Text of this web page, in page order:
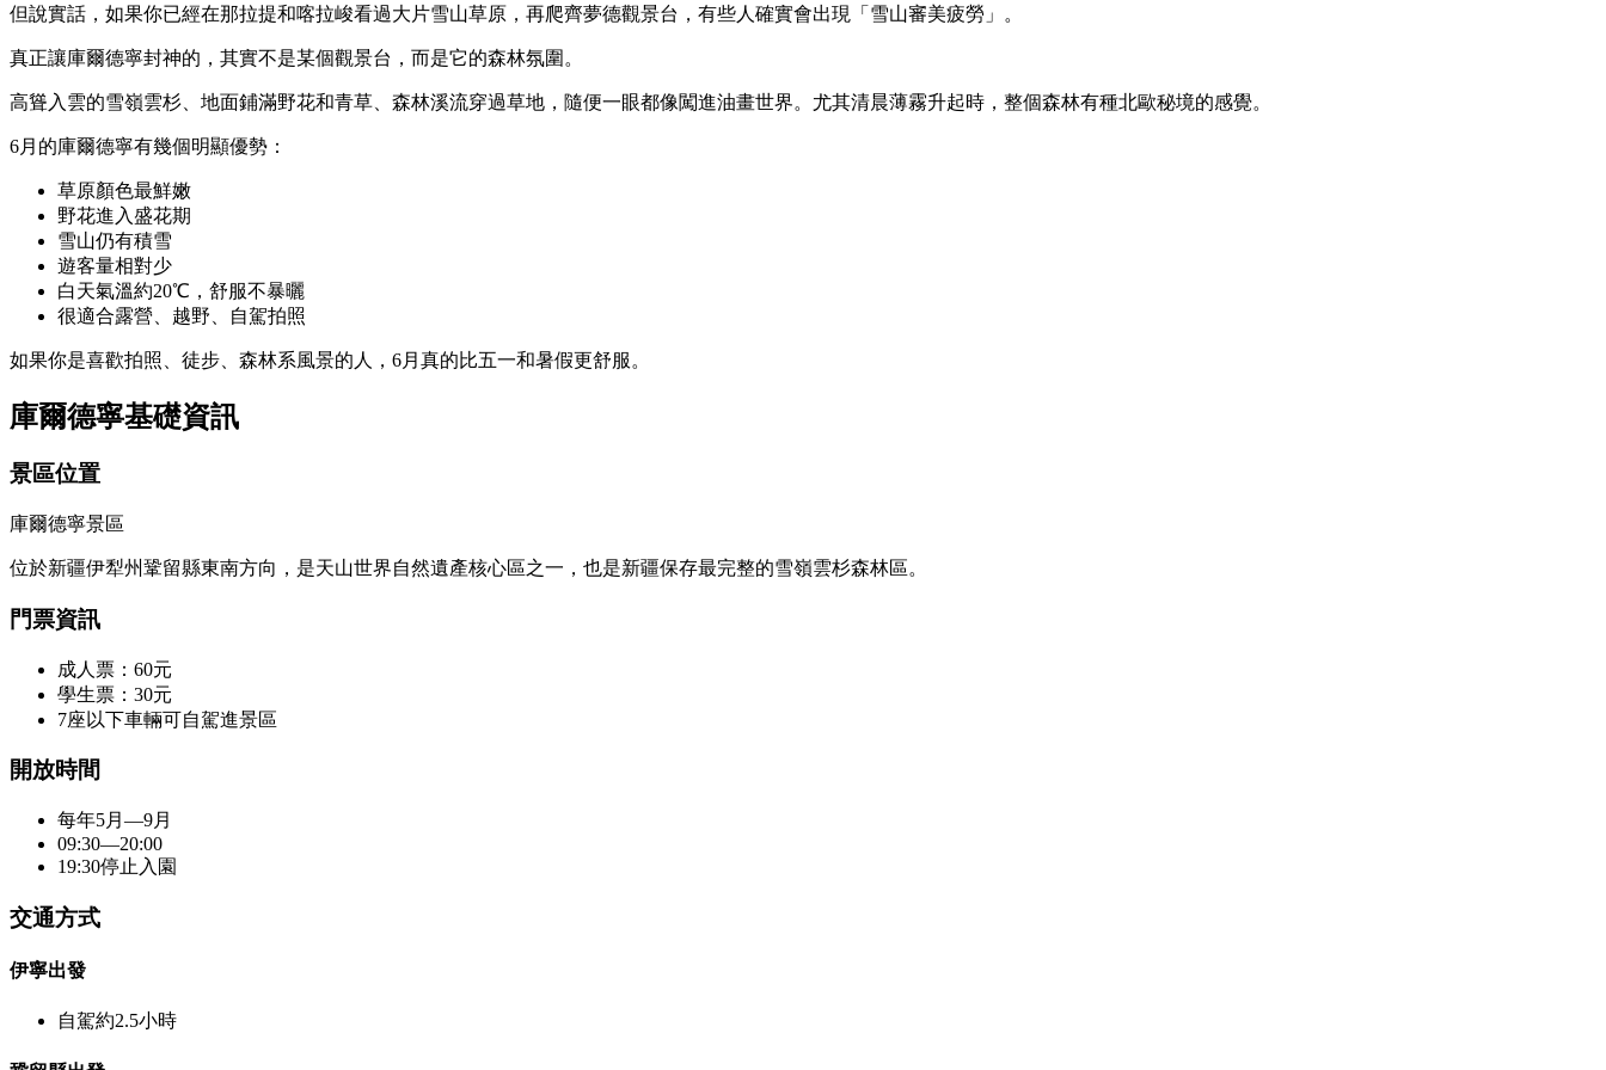
但說實話，如果你已經在那拉提和喀拉峻看過大片雪山草原，再爬齊夢德觀景台，有些人確實會出現「雪山審美疲勞」。
真正讓庫爾德寧封神的，其實不是某個觀景台，而是它的森林氛圍。
高聳入雲的雪嶺雲杉、地面鋪滿野花和青草、森林溪流穿過草地，隨便一眼都像闖進油畫世界。尤其清晨薄霧升起時，整個森林有種北歐秘境的感覺。
6月的庫爾德寧有幾個明顯優勢：
草原顏色最鮮嫩
野花進入盛花期
雪山仍有積雪
遊客量相對少
白天氣溫約20℃，舒服不暴曬
很適合露營、越野、自駕拍照
如果你是喜歡拍照、徒步、森林系風景的人，6月真的比五一和暑假更舒服。
庫爾德寧基礎資訊
景區位置
庫爾德寧景區
位於新疆伊犁州鞏留縣東南方向，是天山世界自然遺產核心區之一，也是新疆保存最完整的雪嶺雲杉森林區。
門票資訊
成人票：60元
學生票：30元
7座以下車輛可自駕進景區
開放時間
每年5月—9月
09:30—20:00
19:30停止入園
交通方式
伊寧出發
自駕約2.5小時